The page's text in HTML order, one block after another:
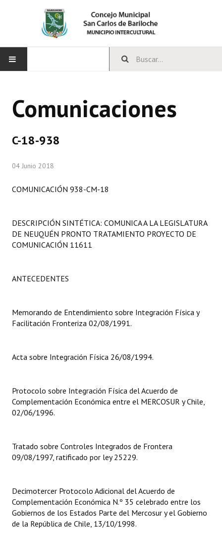
CONCEJO
Comisiones Especiales
Programas
Constitución Nacional
Carta Orgánica 2007
Digesto
DOCUMENTOS
Proyectos Presentados
Dictámenes Asesoría Letrada
Informes de Unidad Coordinadora
Ejecución Presupuestaria
Comunicaciones
C-18-938
04 Junio 2018
COMUNICACIÓN 938-CM-18
DESCRIPCIÓN SINTÉTICA: COMUNICA A LA LEGISLATURA
DE NEUQUÉN PRONTO TRATAMIENTO PROYECTO DE
COMUNICACIÓN 11611
ANTECEDENTES
Memorando de Entendimiento sobre Integración Física y
Facilitación Fronteriza 02/08/1991.
Acta sobre Integración Física 26/08/1994.
Protocolo sobre Integración Física del Acuerdo de
Complementación Económica entre el MERCOSUR y Chile,
02/06/1996.
Tratado sobre Controles Integrados de Frontera
09/08/1997, ratificado por ley 25229.
Decimotercer Protocolo Adicional del Acuerdo de
Complementación Económica N.º 35 celebrado entre los
Gobiernos de los Estados Parte del Mercosur y el Gobierno
de la República de Chile, 13/10/1998.